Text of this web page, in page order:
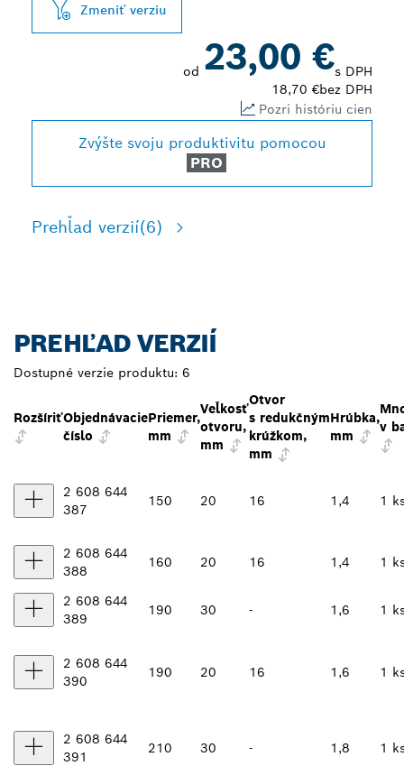
Zmeniť verziu
od 23,00 €s DPH
18,70 €bez DPH
Pozri históriu cien
Zvýšte svoju produktivitu pomocou
PRO
Prehľad verzií(6)
PREHĽAD VERZIÍ
Dostupné verzie produktu: 6
RozšíriťObjednávacie
číslo
Priemer,
mm
Veľkosť
otvoru,
mm
Otvor
s redukčným
krúžkom,
mm
Hrúbka,
mm
v
2 608 644
387
150 20 16 1,4 1
2 608 644
388
160 20 16 1,4 1
2 608 644
389
190 30 - 1,6 1
2 608 644
390
190 20 16 1,6 1
2 608 644
391
210 30 - 1,8 1